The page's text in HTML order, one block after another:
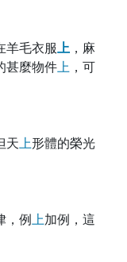
羊毛衣服上 ，麻
甚麼物件上 ，可
天上形體的榮光
，例上加例，這